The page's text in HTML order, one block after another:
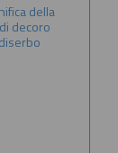
della
decoro